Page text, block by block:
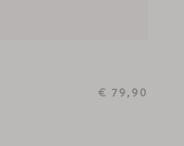
€ 79,90